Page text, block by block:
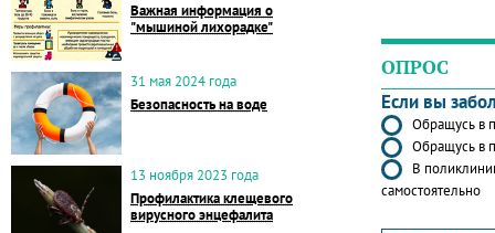
Важная информация о
"мышиной лихорадке"
31 мая 2024 года
Безопасность на воде
13 ноября 2023 года
Профилактика клещевого
вирусного энцефалита
ОПРОС
Если вы
Обращусь в
Обращусь в
В
самостоятельно